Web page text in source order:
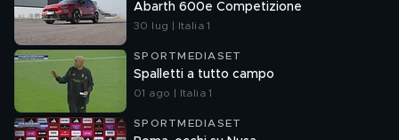
Abarth 600e Competizione
30 lug | Italia 1
SPORTMEDIASET
Spalletti a tutto campo
01 ago | Italia 1
SPORTMEDIASET